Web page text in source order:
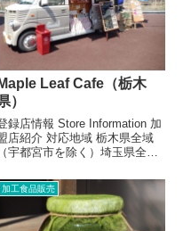
Maple Leaf Cafe（栃木
）
録店情報 Store Information 加
店紹介 対応地域 栃木県全域
（宇都宮市を除く）埼玉県全域
、川口市を除く） 出店形態
食キッチンカー メニュー/販
売・取扱品目 珈琲（コーヒー）
エスプレッソ...
加工食品販売